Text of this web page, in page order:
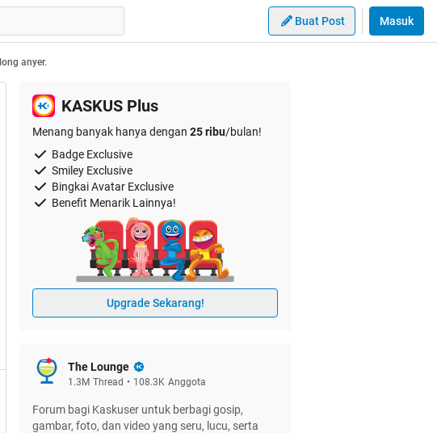
Buat Post Masuk
anyer.
KASKUS Plus
Menang banyak hanya dengan 25 ribu/bulan!
Badge Exclusive
Smiley Exclusive
Bingkai Avatar Exclusive
Benefit Menarik Lainnya!
Upgrade Sekarang!
The Lounge
1.3M Thread • 108.3K Anggota
Forum bagi Kaskuser untuk berbagi gosip,
gambar, foto, dan video yang seru, lucu, serta